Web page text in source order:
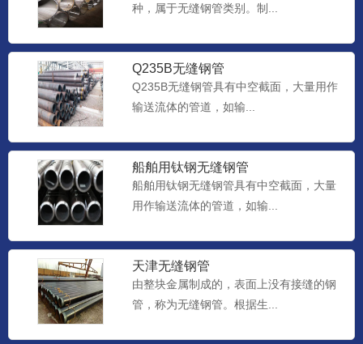
种，属于无缝钢管类别。制...
Q235B无缝钢管
Q235B无缝钢管具有中空截面，大量用作
输送流体的管道，如输...
船舶用钛钢无缝钢管
船舶用钛钢无缝钢管具有中空截面，大量
用作输送流体的管道，如输...
天津无缝钢管
由整块金属制成的，表面上没有接缝的钢
管，称为无缝钢管。根据生...